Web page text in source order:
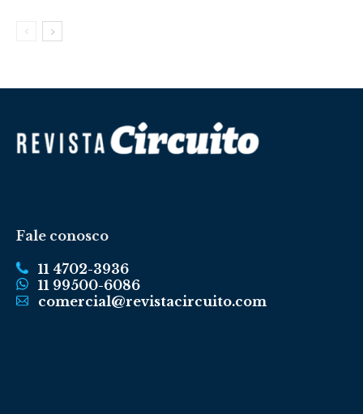
Fale conosco
11 4702-3936
11 99500-6086
comercial@revistacircuito.com